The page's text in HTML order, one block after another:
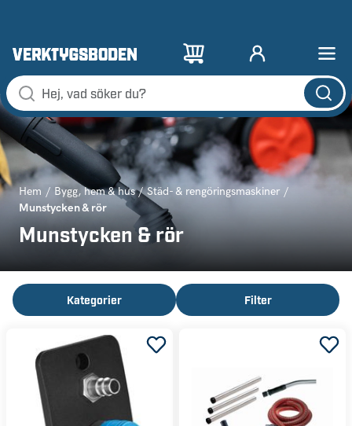
Hem Bygg, hem & hus Städ- & rengöringsmaskiner
Munstycken & rör
Munstycken & rör
Kategorier Filter